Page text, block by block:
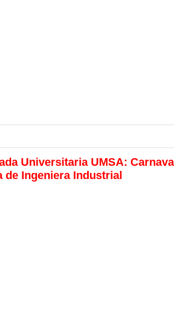
Universitaria UMSA:
de Ingeniera Industrial